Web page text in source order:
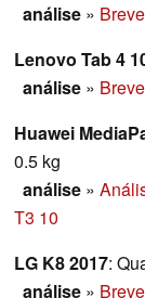
análise »
Lenovo Tab 4
análise »
Huawei
0.5 kg
análise »
T3 10
LG K8 2017:
análise »